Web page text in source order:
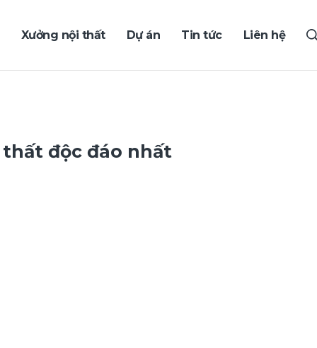
Xưởng nội thất Dự án Tin tức Liên hệ
độc đáo nhất